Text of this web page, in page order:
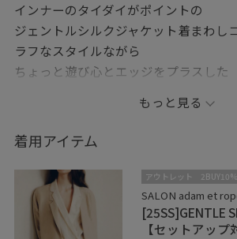
インナーのタイダイがポイントの
ジェントルシルクジャケット着まわし
ラフなスタイルながら
ちょっと遊び心とエッジをプラスした
アクセサリー：スタッフ私物
✏︎Information
⚪︎商品の色合いは、公式の商品画像を
せ。
もっと見る
着用アイテム
アウトレット
SALON adam et
[25SS]GENTLE
【セットアップ